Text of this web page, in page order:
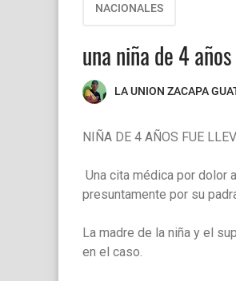
NACIONALES
una niña de 4
LA UNION ZACAPA
NIÑA DE 4 AÑOS FUE
Una cita médica por dolor
presuntamente por su
La madre de la niña y el
en el caso.